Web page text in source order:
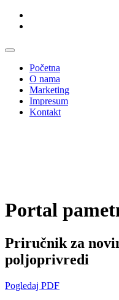
Skip
Početna
O nama
Marketing
Impresum
Kontakt
Portal
Priručnik za
poljoprivredi
Pogledaj PDF